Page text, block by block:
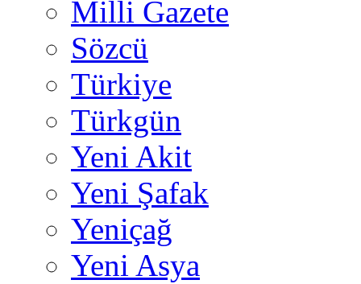
Milli Gazete
Sözcü
Türkiye
Türkgün
Yeni Akit
Yeni Şafak
Yeniçağ
Yeni Asya